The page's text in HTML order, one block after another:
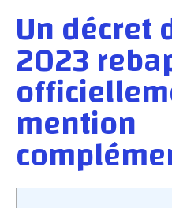
Un décret
2023
mention